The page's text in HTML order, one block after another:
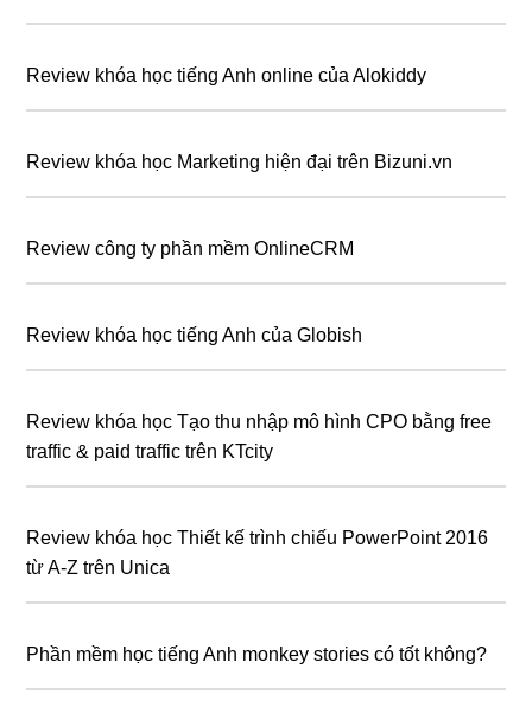
Review khóa học tiếng Anh online của Alokiddy
Review khóa học Marketing hiện đại trên Bizuni.vn
Review công ty phần mềm OnlineCRM
Review khóa học tiếng Anh của Globish
Review khóa học Tạo thu nhập mô hình CPO bằng free
traffic & paid traffic trên KTcity
Review khóa học Thiết kế trình chiếu PowerPoint 2016
từ A-Z trên Unica
Phần mềm học tiếng Anh monkey stories có tốt không?